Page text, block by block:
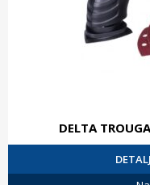
DELTA